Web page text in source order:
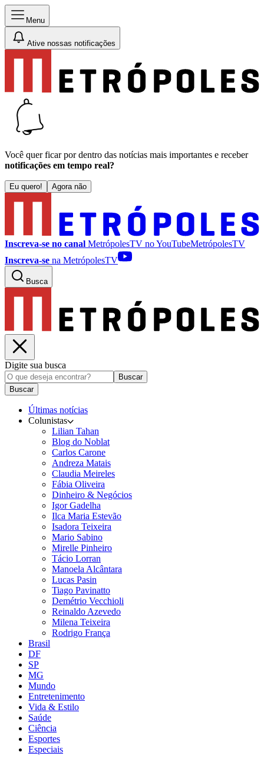
Menu
Ative nossas notificações
Você quer ficar por dentro das notícias mais importantes e receber
notificações em tempo real?
Eu quero! Agora não
Inscreva-se no canal MetrópolesTV noYouTubeMetrópolesTV
Inscreva-se na MetrópolesTV
Busca
Digite sua busca
Buscar
Buscar
Últimas notícias
Colunistas
Lilian Tahan
Blog do Noblat
Carlos Carone
Andreza Matais
Claudia Meireles
Fábia Oliveira
Dinheiro & Negócios
Igor Gadelha
Ilca Maria Estevão
Isadora Teixeira
Mario Sabino
Mirelle Pinheiro
Tácio Lorran
Manoela Alcântara
Lucas Pasin
Tiago Pavinatto
Demétrio Vecchioli
Reinaldo Azevedo
Milena Teixeira
Rodrigo França
Brasil
DF
SP
MG
Mundo
Entretenimento
Vida & Estilo
Saúde
Ciência
Esportes
Especiais